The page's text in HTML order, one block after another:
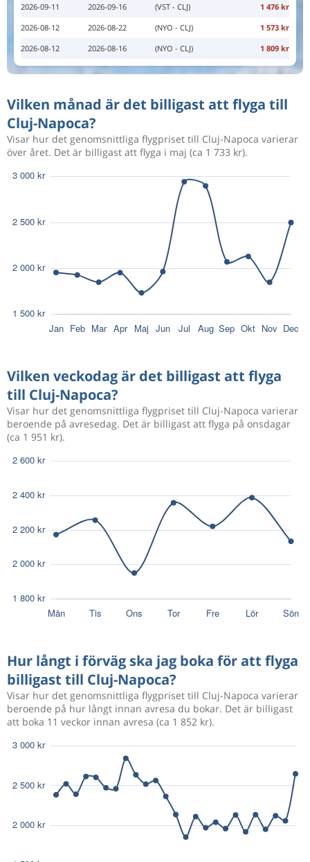
2026-09-11
2026-09-16 (VST - CLJ)
1 476 kr
2026-08-12
2026-08-22 (NYO - CLJ)
1 573 kr
2026-08-12
2026-08-16 (NYO - CLJ) 1 809 kr
Vilken månad är det billigast att flyga till
Cluj-Napoca?
Visar hur det genomsnittliga flygpriset till Cluj-Napoca varierar
över året. Det är billigast att flyga i maj (ca 1 733 kr).
Vilken veckodag är det billigast att flyga
till Cluj-Napoca?
Visar hur det genomsnittliga flygpriset till Cluj-Napoca varierar
beroende på avresedag. Det är billigast att flyga på onsdagar
(ca 1 951 kr).
Hur långt i förväg ska jag boka för att flyga
billigast till Cluj-Napoca?
Visar hur det genomsnittliga flygpriset till Cluj-Napoca varierar
beroende på hur långt innan avresa du bokar. Det är billigast
att boka 11 veckor innan avresa (ca 1 852 kr).